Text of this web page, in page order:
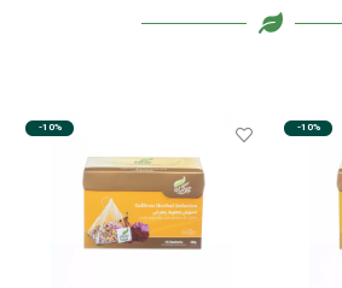
-10%
-10%